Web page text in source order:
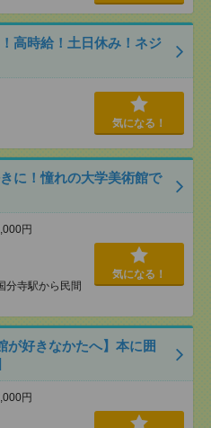
高時給！土日休み！ネジ
気になる！
に！憧れの大学美術館で
円
分寺駅から民間
気になる！
が好きなかたへ】本に囲
円